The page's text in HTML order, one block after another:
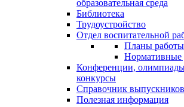
образовательная среда
Библиотека
Трудоустройство
Отдел воспитательной
Планы работы
Нормативные
Конференции,
конкурсы
Справочник выпускников
Полезная информация